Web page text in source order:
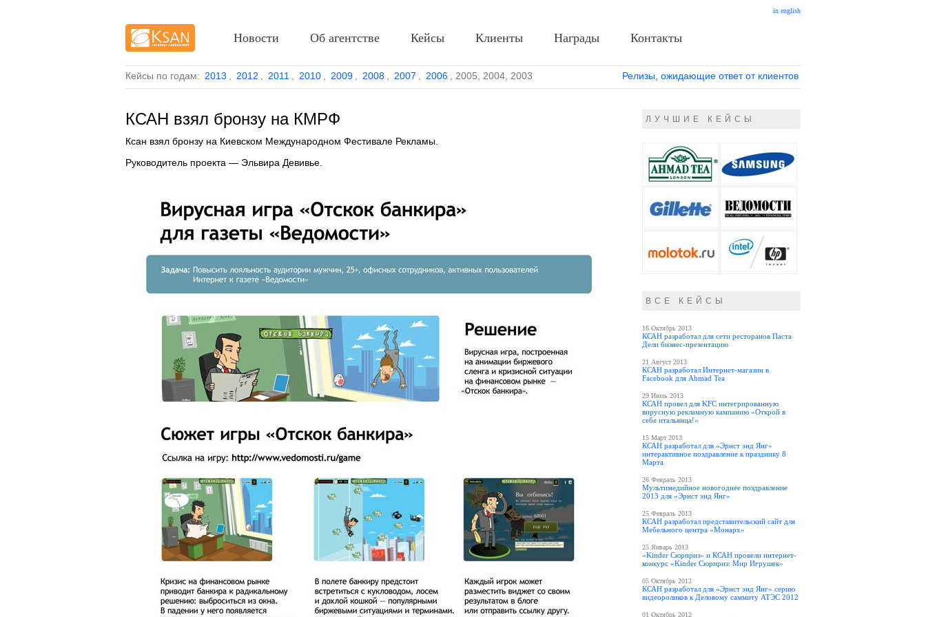
Кейсы по годам: 2013 2012 2011 2010 2009 2008 2007 2006 2005 2004 2003 Релизы, ожидающие ответ от клиентов
КСАН взял бронзу на КМРФ
Ксан взял бронзу на Киевском Международном Фестивале Рекламы.
Руководитель проекта — Эльвира Девивье.
ЛУЧШИЕ КЕЙСЫ
ВСЕ КЕЙСЫ
16 Октябрь 2013
КСАН разработал для сети ресторанов Паста
Дели бизнес-презентацию
21 Август 2013
КСАН разработал Интернет-магазин в
Facebook для Ahmad Tea
29 Июль 2013
КСАН провел для KFC интегрированную
вирусную рекламную кампанию «Открой в
себе итальянца!»
15 Март 2013
КСАН разработал для «Эрнст энд Янг»
интерактивное поздравление к празднику 8
Марта
26 Февраль 2013
Мультимедийное новогоднее поздравление
2013 для «Эрнст энд Янг»
25 Февраль 2013
КСАН разработал представительский сайт для
Мебельного центра «Монарх»
25 Январь 2013
«Kinder Cюрприз» и КСАН провели интернет-
конкурс «Kinder Cюрприз: Мир Игрушек»
05 Октябрь 2012
КСАН разработал для «Эрнст энд Янг» серию
видеороликов к Деловому саммиту АТЭС 2012
01 Октябрь 2012
in english
Новости Об агентстве Кейсы Клиенты Награды Контакты